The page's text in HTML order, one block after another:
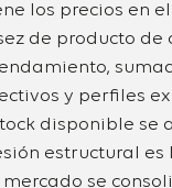
los precios en
de producto de
y perfiles
disponible se
estructural
mercado se